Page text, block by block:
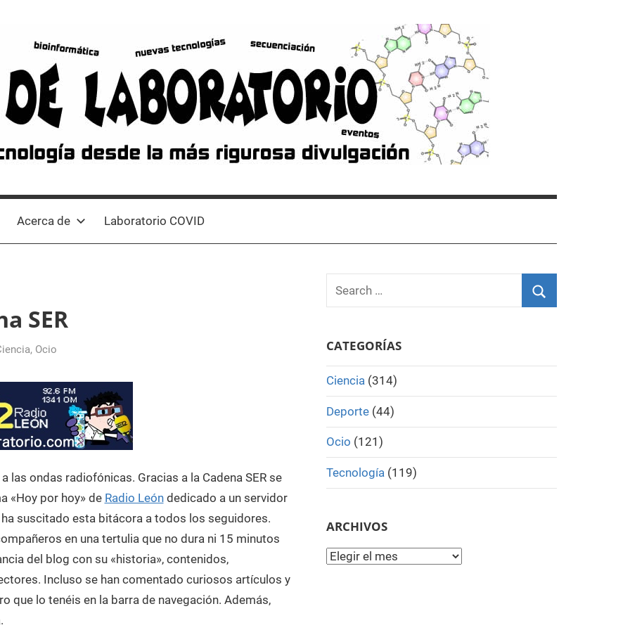
Acerca de Laboratorio COVID
SER
, Ocio
las ondas radiofónicas. Gracias a la Cadena SER se
«Hoy por hoy» de Radio Leóndedicado a un servidor
suscitado esta bitácora a todos los seguidores.
en una tertulia que no dura ni 15 minutos
del blog con su «historia», contenidos,
Incluso se han comentado curiosos artículos y
que lo tenéis en la barra de navegación. Además,
Search
for:
CATEGORÍAS
Ciencia(314)
Deporte(44)
Ocio (121)
Tecnología(119)
ARCHIVOS
Archivos